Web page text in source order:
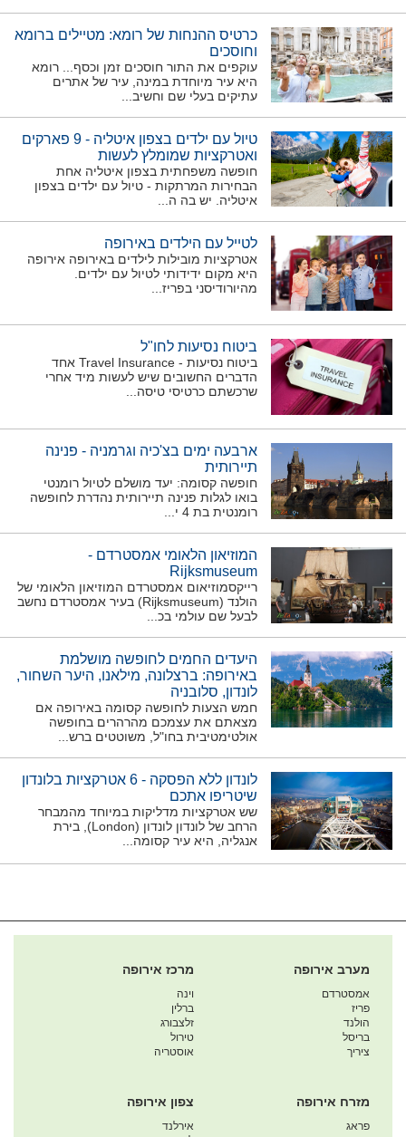
כרטיס ההנחות של רומא: מטיילים ברומא
וחוסכים
עוקפים את התור חוסכים זמן וכסף... רומא
היא עיר מיוחדת במינה, עיר של אתרים
עתיקים בעלי שם וחשיב...
טיול עם ילדים בצפון איטליה - 9 פארקים
ואטרקציות שמומלץ לעשות
חופשה משפחתית בצפון איטליה אחת
הבחירות המרתקות - טיול עם ילדים בצפון
איטליה. יש בה ה...
לטייל עם הילדים באירופה
אטרקציות מובילות לילדים באירופה אירופה
היא מקום ידידותי לטיול עם ילדים.
מהיורודיסני בפריז...
ביטוח נסיעות לחו"ל
ביטוח נסיעות - Travel Insurance אחד
הדברים החשובים שיש לעשות מיד אחרי
שרכשתם כרטיסי טיסה...
ארבעה ימים בצ'כיה וגרמניה - פנינה
תיירותית
חופשה קסומה: יעד מושלם לטיול רומנטי
בואו לגלות פנינה תיירותית נהדרת לחופשה
רומנטית בת 4 י...
המוזיאון הלאומי אמסטרדם -
Rijksmuseum
רייקסמוזיאום אמסטרדם המוזיאון הלאומי של
הולנד (Rijksmuseum) בעיר אמסטרדם נחשב
לבעל שם עולמי בכ...
היעדים החמים לחופשה מושלמת
באירופה: ברצלונה, מילאנו, היער השחור,
לונדון, סלובניה
חמש הצעות לחופשה קסומה באירופה אם
מצאתם את עצמכם מהרהרים בחופשה
אולטימטיבית בחו"ל, משוטטים ברש...
לונדון ללא הפסקה - 6 אטרקציות בלונדון
שיטריפו אתכם
שש אטרקציות מדליקות במיוחד מהמבחר
הרחב של לונדון לונדון (London), בירת
אנגליה, היא עיר קסומה...
מערב אירופה
אמסטרדם
פריז
הולנד
בריסל
ציריך
מרכז אירופה
וינה
ברלין
זלצבורג
טירול
אוסטריה
מזרח אירופה
פראג
צפון אירופה
אירלנד